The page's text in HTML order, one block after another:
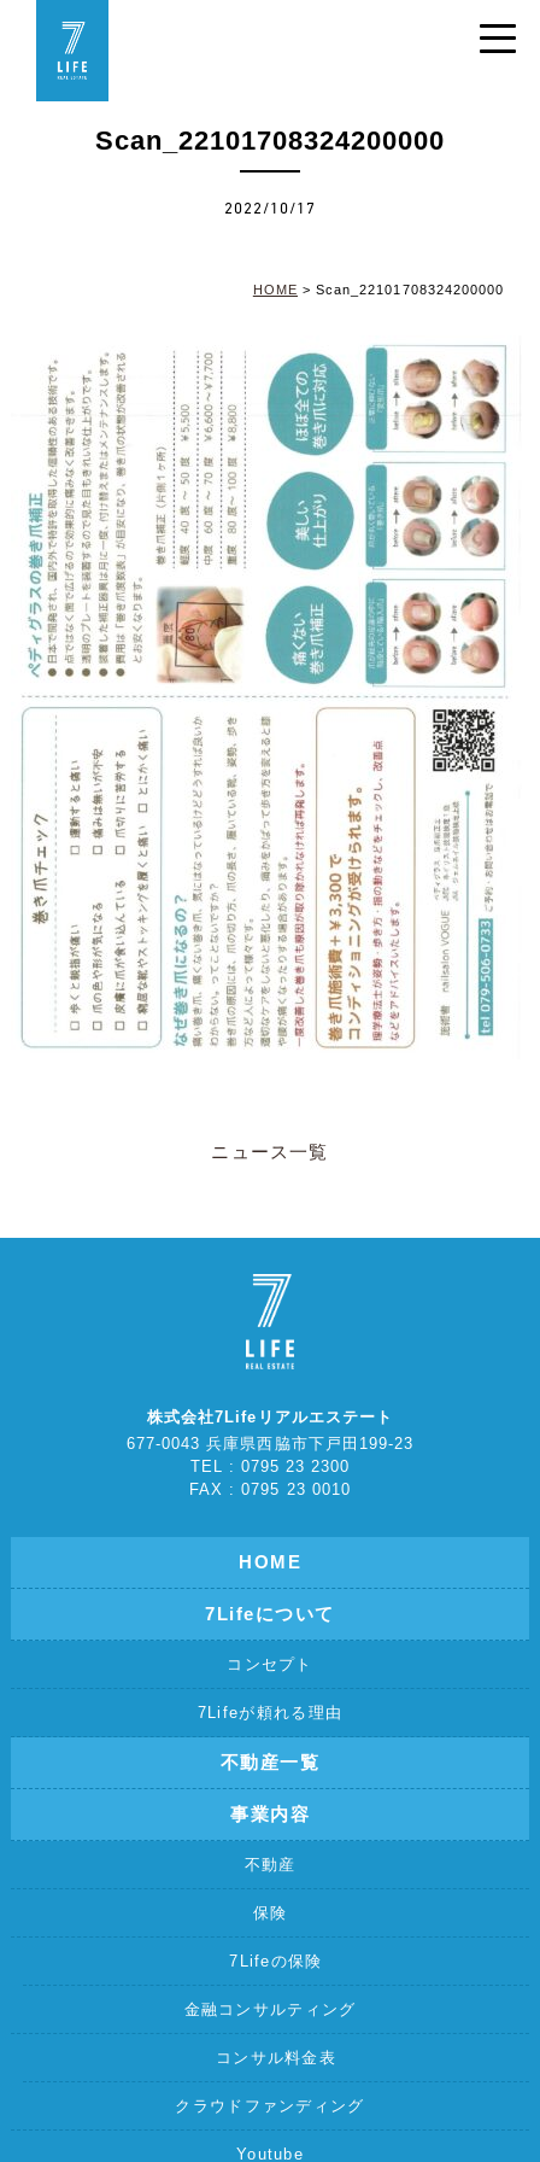
Scan_22101708324200000
2022/10/17
HOME >Scan_22101708324200000
ニュース一覧
株式会社7Lifeリアルエステート
677-0043 兵庫県西脇市下戸田199-23
TEL : 0795 23 2300
FAX : 0795 23 0010
HOME
7Lifeについて
コンセプト
7Lifeが頼れる理由
不動産一覧
事業内容
不動産
保険
7Lifeの保険
金融コンサルティング
コンサル料金表
クラウドファンディング
Youtube